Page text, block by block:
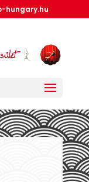
hungary.hu